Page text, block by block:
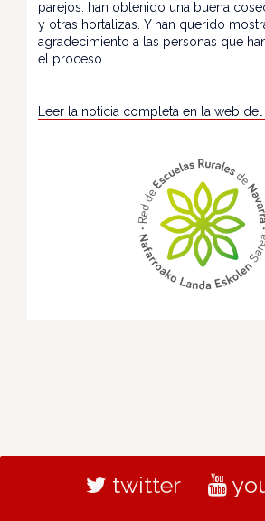
parejos: han obtenido una buena
y otras hortalizas. Y han querido
agradecimiento a las personas que
el proceso.
Leer la noticia completa en la web
twitter